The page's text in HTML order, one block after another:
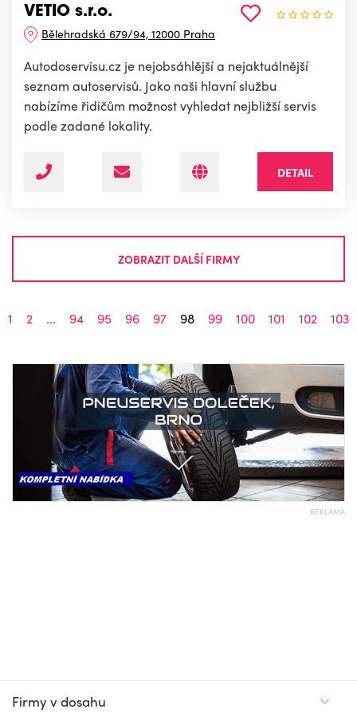
VETIO s.r.o.
Bělehradská 679/94, 12000 Praha
Autodoservisu.cz je nejobsáhlější a nejaktuálnější
seznam autoservisů. Jako naši hlavní službu
nabízíme řidičům možnost vyhledat nejbližší servis
podle zadané lokality.
DETAIL
ZOBRAZIT DALŠÍ FIRMY
1 2 ... 94 95 96 97 98 99 100 101 102 103
REKLAMA
Firmy v dosahu